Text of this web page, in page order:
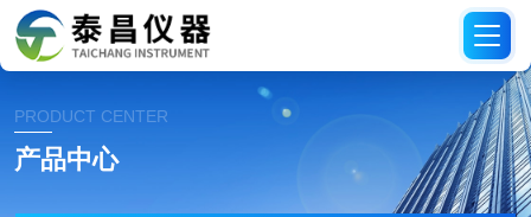
PRODUCT CENTER
产品中心